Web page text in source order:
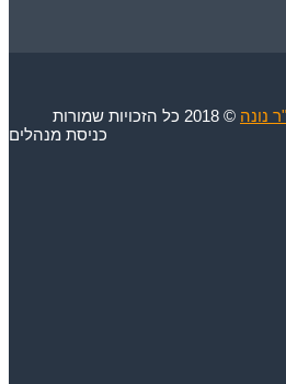
נונה© 2018 כל הזכויות שמורות
כניסת מנהלים